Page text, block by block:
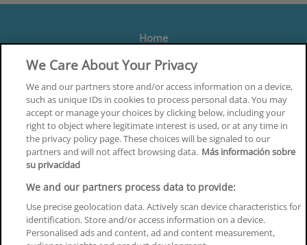
Home
Formación
Centros
Orientación
Quiénes somos
Contacta
Política de Privacidad
Política de Cookies
We Care About Your Privacy
We and our partners store and/or access information on a device,
such as unique IDs in cookies to process personal data. You may
accept or manage your choices by clicking below, including your
right to object where legitimate interest is used, or at any time in
the privacy policy page. These choices will be signaled to our
partners and will not affect browsing data. Más información sobre
su privacidad
We and our partners process data to provide:
Use precise geolocation data. Actively scan device characteristics for
identification. Store and/or access information on a device.
Personalised ads and content, ad and content measurement,